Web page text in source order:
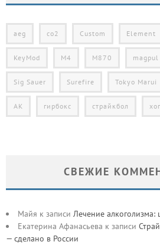
aeg co2 Custom Element
KeyMod M4 M870 magpul
Sig Sauer Surefire Tokyo Marui
АК гирбокс страйкбол
СВЕЖИЕ
Майя к записи Лечение
Екатерина Афанасьева к записи
— сделано в России